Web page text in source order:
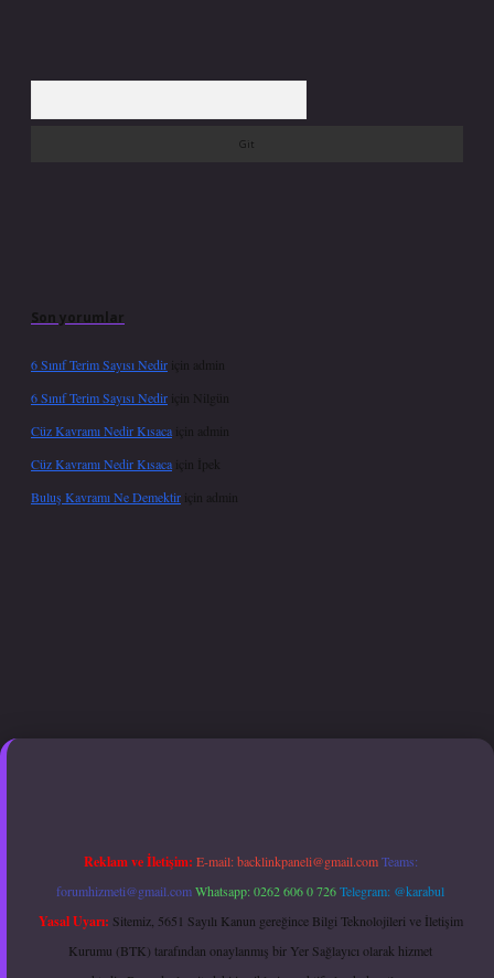
Son yorumlar
6 Sınıf Terim Sayısı Nedir için
admin
6 Sınıf Terim Sayısı Nedir için Nilgün
Cüz Kavramı Nedir Kısaca için
admin
Cüz Kavramı Nedir Kısaca için İpek
Buluş Kavramı Ne Demektir için admin
giriş adresi güncellendibetexper.xyzhiltonbet güncel giriş
Reklam ve İletişim: E-mail:backlinkpaneli@gmail.com Teams:
forumhizmeti@gmail.comWhatsapp: 0262 606 0 726Telegram: @karabul
Yasal Uyarı: Sitemiz, 5651 Sayılı Kanun gereğince Bilgi Teknolojileri ve İletişim
Kurumu (BTK) tarafından onaylanmış bir Yer Sağlayıcı olarak hizmet